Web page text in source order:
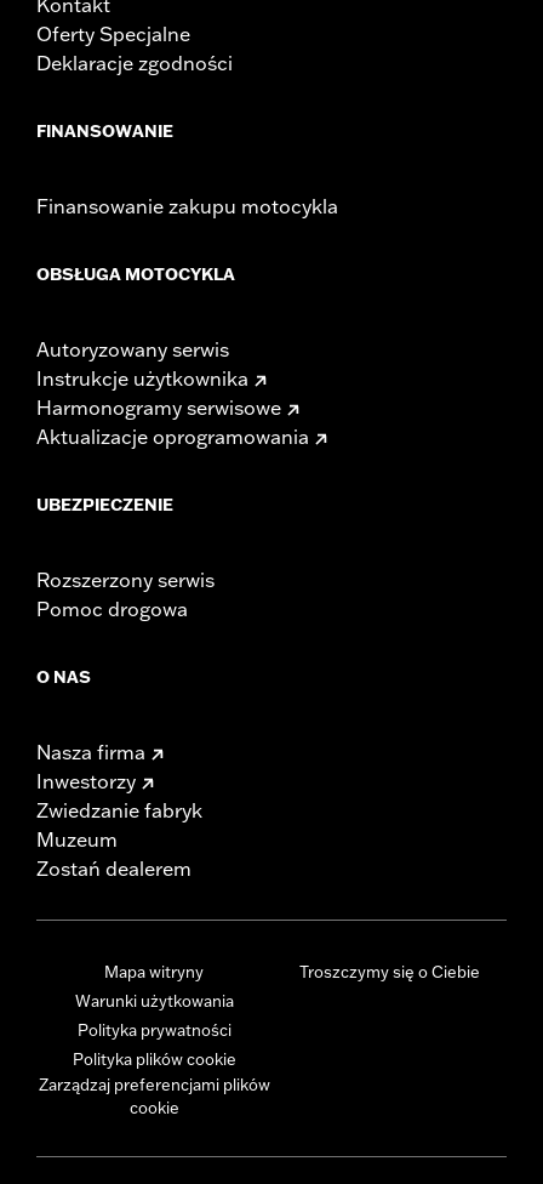
Oferty Specjalne
Deklaracje zgodności
FINANSOWANIE
Finansowanie zakupu motocykla
OBSŁUGA MOTOCYKLA
Autoryzowany serwis
Instrukcje użytkownika
Harmonogramy serwisowe
Aktualizacje oprogramowania
UBEZPIECZENIE
Rozszerzony serwis
Pomoc drogowa
O NAS
Nasza firma
Inwestorzy
Zwiedzanie fabryk
Muzeum
Zostań dealerem
Mapa witryny
Warunki użytkowania
Polityka prywatności
Polityka plików cookie
Zarządzaj preferencjami plików
cookie
Troszczymy się o Ciebie